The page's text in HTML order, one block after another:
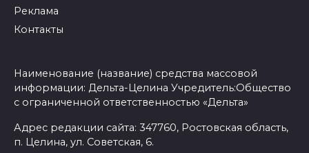
Реклама
Контакты
Наименование (название) средства массовой
информации: Дельта-Целина Учредитель:Общество
с ограниченной ответственностью «Дельта»
Адрес редакции сайта: 347760, Ростовская область,
п. Целина, ул. Советская, 6.